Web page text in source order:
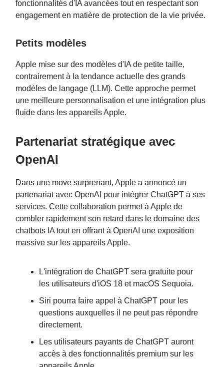
fonctionnalités d'IA avancées tout en respectant son
engagement en matière de protection de la vie privée.
Petits modèles
Apple mise sur des modèles d'IA de petite taille,
contrairement à la tendance actuelle des grands
modèles de langage (LLM). Cette approche permet
une meilleure personnalisation et une intégration plus
fluide dans les appareils Apple.
Partenariat stratégique avec
OpenAI
Dans une move surprenant, Apple a annoncé un
partenariat avec OpenAI pour intégrer ChatGPT à ses
services. Cette collaboration permet à Apple de
combler rapidement son retard dans le domaine des
chatbots IA tout en offrant à OpenAI une exposition
massive sur les appareils Apple.
L'intégration de ChatGPT sera gratuite pour
les utilisateurs d'iOS 18 et macOS Sequoia.
Siri pourra faire appel à ChatGPT pour les
questions auxquelles il ne peut pas répondre
directement.
Les utilisateurs payants de ChatGPT auront
accès à des fonctionnalités premium sur les